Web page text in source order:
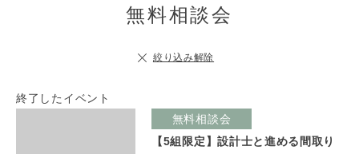
無料相談会
絞り込み解除
終了したイベント
無料相談会
【5組限定】設計士と進める間取り